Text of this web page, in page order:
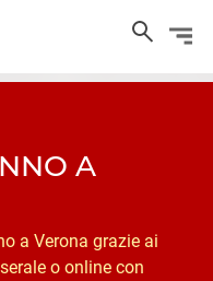
A
a Verona grazie ai
o online con